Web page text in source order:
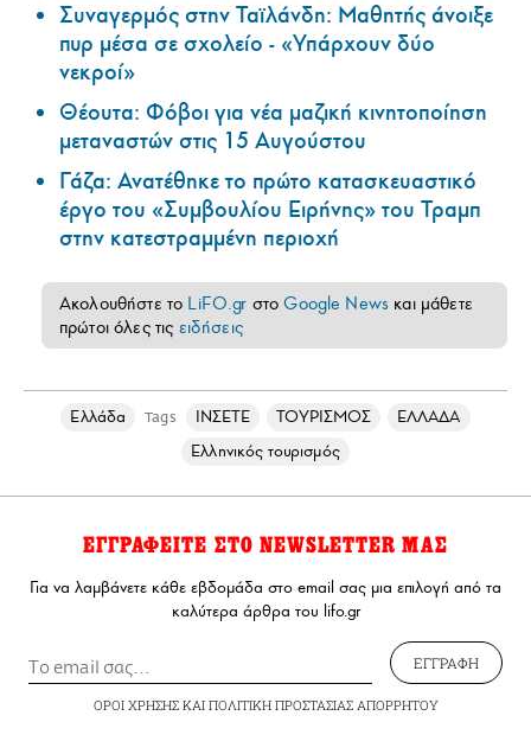
Συναγερμός στην Ταϊλάνδη: Μαθητής άνοιξε
πυρ μέσα σε σχολείο - «Υπάρχουν δύο
νεκροί»
Θέουτα: Φόβοι για νέα μαζική κινητοποίηση
μεταναστών στις 15 Αυγούστου
Γάζα: Ανατέθηκε το πρώτο κατασκευαστικό
έργο του «Συμβουλίου Ειρήνης» του Τραμπ
στην κατεστραμμένη περιοχή
Ακολουθήστε το LiFO.gr στοGoogle News και μάθετε
πρώτοι όλες τις ειδήσεις
Ελλάδα Tags ΙΝΣΕΤΕ ΤΟΥΡΙΣΜΟΣ
ΕΛΛΑΔΑ
Ελληνικός τουρισμός
ΕΓΓΡΑΦΕΙΤΕ ΣΤΟ NEWSLETTER ΜΑΣ
Για να λαμβάνετε κάθε εβδομάδα στο email σας μια επιλογή από τα
καλύτερα άρθρα του lifo.gr
ΕΓΓΡΑΦΗ
ΟΡΟΙ ΧΡΗΣΗΣΚΑΙ ΠΟΛΙΤΙΚΗ ΠΡΟΣΤΑΣΙΑΣ ΑΠΟΡΡΗΤΟΥ